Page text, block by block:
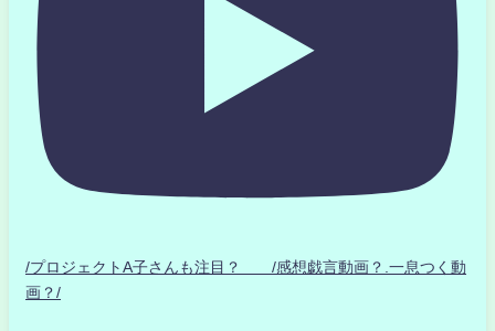
/プロジェクトA子さんも注目？ /感想戯言動画？.一息つく動
画？/